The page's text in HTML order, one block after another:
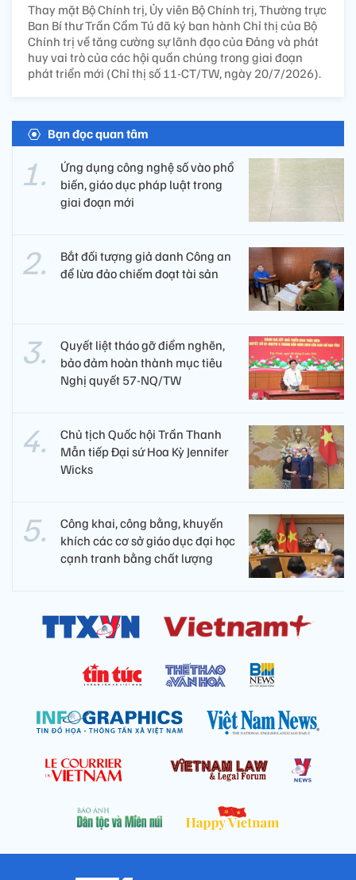
Thay mặt Bộ Chính trị, Ủy viên Bộ Chính trị, Thường trực
Ban Bí thư Trần Cẩm Tú đã ký ban hành Chỉ thị của Bộ
Chính trị về tăng cường sự lãnh đạo của Đảng và phát
huy vai trò của các hội quần chúng trong giai đoạn
phát triển mới (Chỉ thị số 11-CT/TW, ngày 20/7/2026).
Bạn đọc quan tâm
Ứng dụng công nghệ số vào phổ
biến, giáo dục pháp luật trong
giai đoạn mới
Bắt đối tượng giả danh Công an
để lừa đảo chiếm đoạt tài sản
Quyết liệt tháo gỡ điểm nghẽn,
bảo đảm hoàn thành mục tiêu
Nghị quyết 57-NQ/TW
Chủ tịch Quốc hội Trần Thanh
Mẫn tiếp Đại sứ Hoa Kỳ Jennifer
Wicks
Công khai, công bằng, khuyến
khích các cơ sở giáo dục đại học
cạnh tranh bằng chất lượng​